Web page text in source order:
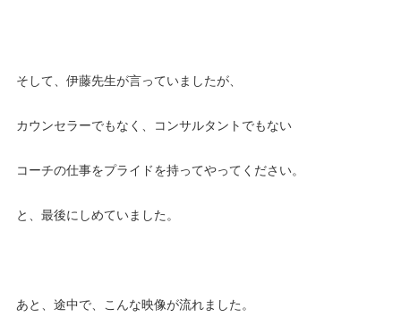
そして、伊藤先生が言っていましたが、
カウンセラーでもなく、コンサルタントでもない
コーチの仕事をプライドを持ってやってください。
と、最後にしめていました。
あと、途中で、こんな映像が流れました。